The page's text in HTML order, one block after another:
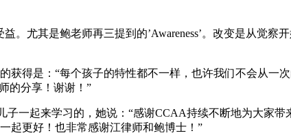
。尤其是鲍老师再三提到的’Awareness’。改变是从觉
获得是：“每个孩子的特性都不一样，也许我们不会从
的分享！谢谢！”
子一起来学习的，她说：“感谢CCAA持续不断地为大家
起更好！也非常感谢江律师和鲍博士！”